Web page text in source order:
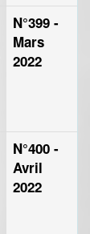
N°399 -
Mars
2022
N°400 -
Avril
2022